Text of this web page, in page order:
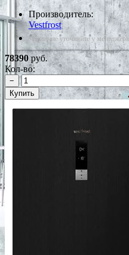
Производитель:
Vestfrost
*Наличие уточняйте у менеджера
78390руб.
Кол-во:
−
Купить